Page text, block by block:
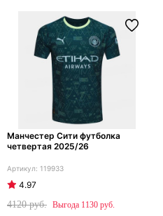
Манчестер Сити футболка
четвертая 2025/26
119933
4.97
4120
1130